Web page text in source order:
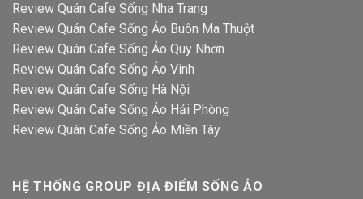
Review Quán Cafe Sống Nha Trang
Review Quán Cafe Sống Ảo Buôn Ma Thuột
Review Quán Cafe Sống Ảo Quy Nhơn
Review Quán Cafe Sống Ảo Vinh
Review Quán Cafe Sống Hà Nội
Review Quán Cafe Sống Ảo Hải Phòng
Review Quán Cafe Sống Ảo Miền Tây
HỆ THỐNG GROUP ĐỊA ĐIỂM SỐNG ẢO